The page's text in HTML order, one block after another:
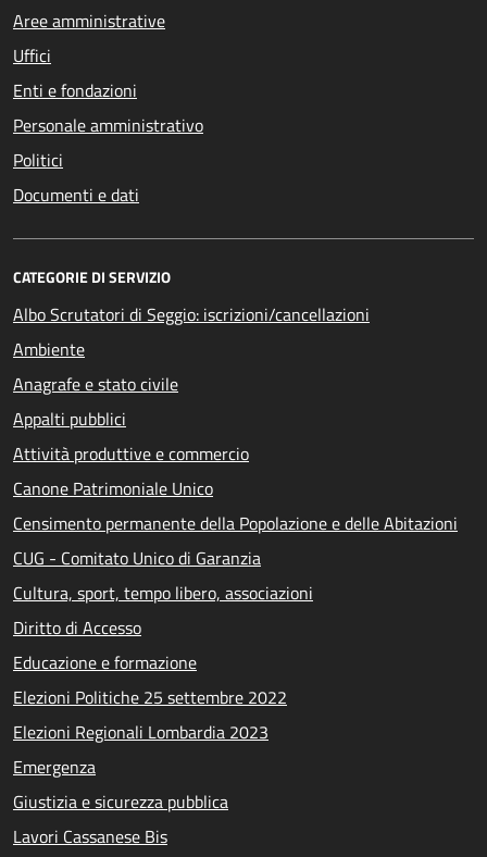
Aree amministrative
Uffici
Enti e fondazioni
Personale amministrativo
Politici
Documenti e dati
CATEGORIE DI SERVIZIO
Albo Scrutatori di Seggio: iscrizioni/cancellazioni
Ambiente
Anagrafe e stato civile
Appalti pubblici
Attività produttive e commercio
Canone Patrimoniale Unico
Censimento permanente della Popolazione e delle Abitazioni
CUG - Comitato Unico di Garanzia
Cultura, sport, tempo libero, associazioni
Diritto di Accesso
Educazione e formazione
Elezioni Politiche 25 settembre 2022
Elezioni Regionali Lombardia 2023
Emergenza
Giustizia e sicurezza pubblica
Lavori Cassanese Bis